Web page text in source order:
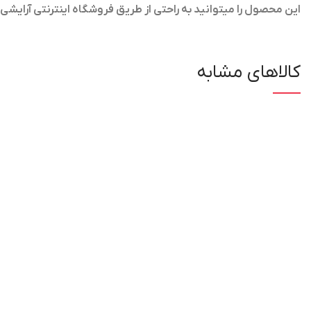
این محصول را میتوانید به راحتی از طریق فروشگاه اینترنتی
کالاهای مشابه